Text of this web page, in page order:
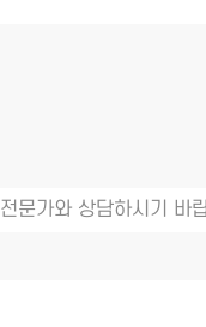
문가와 상담하시기 바